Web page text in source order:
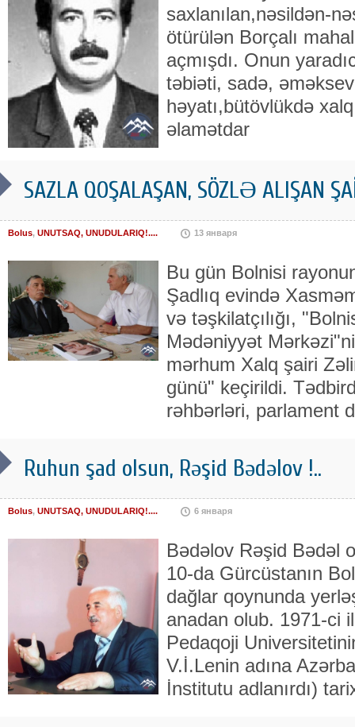
saxlanılan,nəsildən-
ötürülən Borçalı
açmışdı. Onun
təbiəti, sadə,
həyatı,bütövlükdə
əlamətdar
SAZLA QOŞALAŞAN, SÖZLƏ ALIŞAN
Bolus, UNUTSAQ, UNUDULARIQ!.... 13 января
Bu gün Bolnisi
Şadlıq evində
və təşkilatçılığı,
Mədəniyyət
mərhum Xalq şairi
günü" keçirildi.
rəhbərləri, parlament
Ruhun şad olsun, Rəşid Bədəlov !..
Bolus, UNUTSAQ, UNUDULARIQ!.... 6 января
Bədəlov Rəşid Bədəl
10-da Gürcüstanın
dağlar qoynunda
anadan olub. 1971-ci
Pedaqoji
V.İ.Lenin adına
İnstitutu adlanırdı)